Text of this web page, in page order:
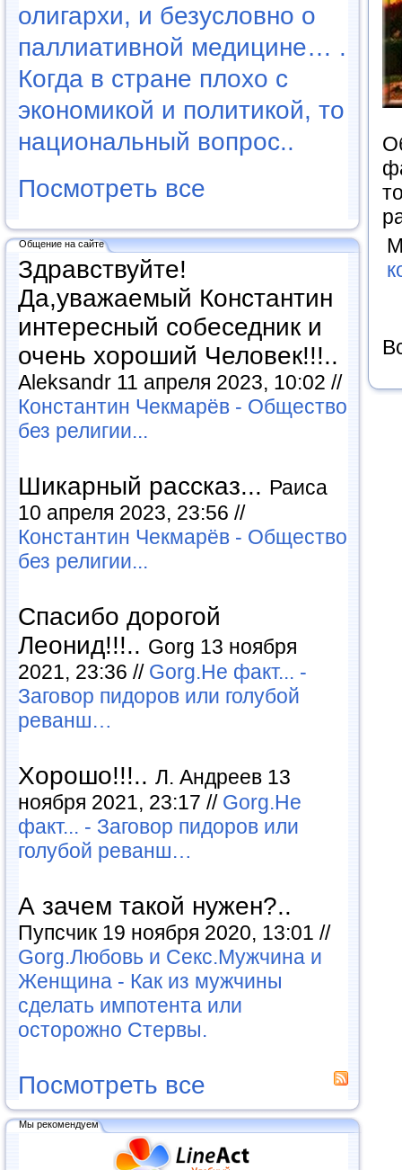
олигархи, и безусловно о
паллиативной медицине… .
Когда в стране плохо с
экономикой и политикой, то
национальный вопрос..
Посмотреть все
Общение на сайте
Здравствуйте!
Да,уважаемый Константин
интересный собеседник и
очень хороший Человек!!!..
Aleksandr 11 апреля 2023, 10:02 //
Константин Чекмарёв - Общество
без религии...
Шикарный рассказ... Раиса
10 апреля 2023, 23:56 //
Константин Чекмарёв - Общество
без религии...
Спасибо дорогой
Леонид!!!.. Gorg 13 ноября
2021, 23:36 // Gorg.Не факт... -
Заговор пидоров или голубой
реванш…
Хорошо!!!.. Л. Андреев 13
ноября 2021, 23:17 // Gorg.Не
факт... - Заговор пидоров или
голубой реванш…
А зачем такой нужен?..
Пупсчик 19 ноября 2020, 13:01 //
Gorg.Любовь и Секс.Мужчина и
Женщина - Как из мужчины
сделать импотента или
осторожно Стервы.
Посмотреть все
Мы рекомендуем